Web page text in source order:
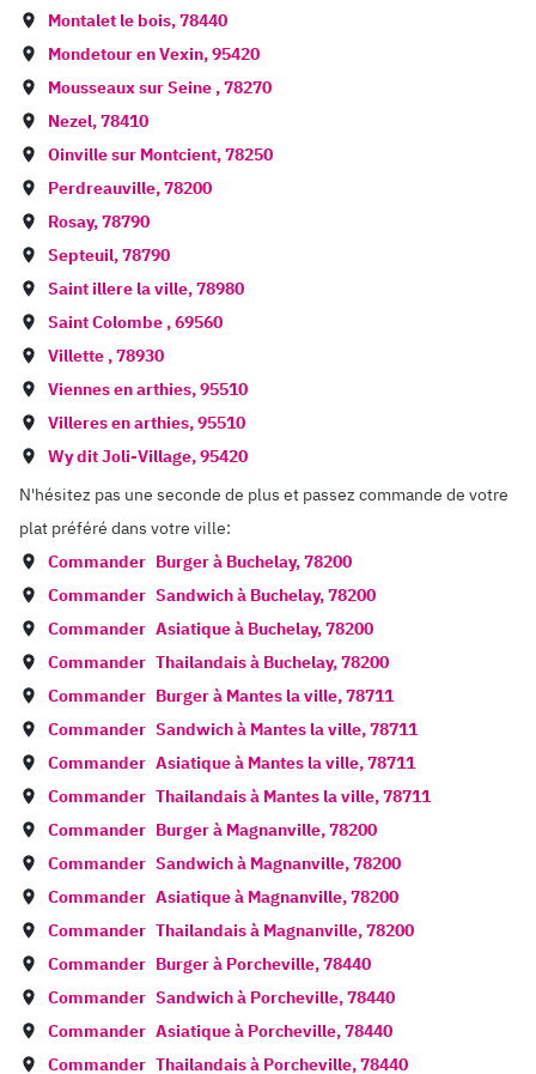
Montalet le bois,78440
Mondetour en Vexin,95420
Mousseaux sur Seine ,78270
Nezel,78410
Oinville sur Montcient,78250
Perdreauville,78200
Rosay,78790
Septeuil,78790
Saint illere la ville,78980
Saint Colombe ,69560
Villette ,78930
Viennes en arthies,95510
Villeres en arthies,95510
Wy dit Joli-Village,95420
N'hésitez pas une seconde de plus et passez commande de votre
plat préféré dans votre ville:
Commander Burger à Buchelay,78200
Commander Sandwich à Buchelay,78200
Commander Asiatique à Buchelay,78200
Commander Thailandais à Buchelay,78200
Commander Burger à Mantes la ville,78711
Commander Sandwich à Mantes la ville,78711
Commander Asiatique à Mantes la ville,78711
Commander Thailandais à Mantes la ville,78711
Commander Burger à Magnanville,78200
Commander Sandwich à Magnanville,78200
Commander Asiatique à Magnanville,78200
Commander Thailandais à Magnanville,78200
Commander Burger à Porcheville,78440
Commander Sandwich à Porcheville,78440
Commander Asiatique à Porcheville,78440
Commander Thailandais à Porcheville,78440